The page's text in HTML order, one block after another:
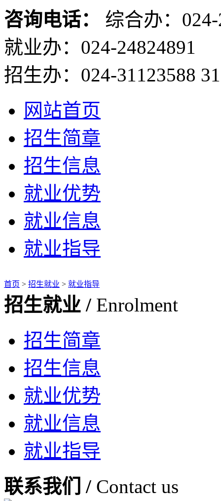
咨询电话：
综合办：
就业办：024-24824891
招生办：024-31123588
网站首页
招生简章
招生信息
就业优势
就业信息
就业指导
首页 > 招生就业 > 就业指导
招生就业 / Enrolment
招生简章
招生信息
就业优势
就业信息
就业指导
联系我们 / Contact us